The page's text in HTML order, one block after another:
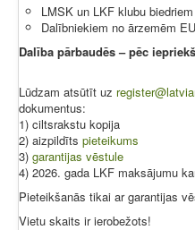
LMSK un LKF klubu
Dalībniekiem no ārzemēm
Dalība pārbaudēs – pēc
Lūdzam atsūtīt uz
dokumentus:
1) ciltsrakstu kopija
2) aizpildīts pieteikums
3) garantijas vēstule
4) 2026. gada LKF maksājumu
Pieteikšanās tikai ar garantijas
Vietu skaits ir ierobežots!